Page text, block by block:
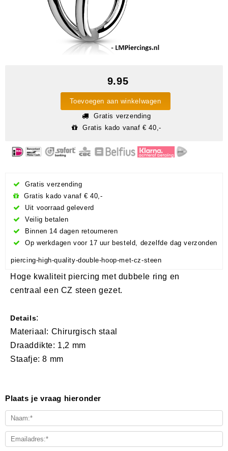
9.95
Toevoegen aan winkelwagen
Gratis verzending
Gratis kado vanaf € 40,-
Gratis verzending
Gratis kado vanaf € 40,-
Uit voorraad geleverd
Veilig betalen
Binnen 14 dagen retourneren
Op werkdagen voor 17 uur besteld, dezelfde dag verzonden
piercing-high-quality-double-hoop-met-cz-steen
Hoge kwaliteit piercing met dubbele ring en
centraal een CZ steen gezet.
Details:
Materiaal: Chirurgisch staal
Draaddikte: 1,2 mm
Staafje: 8 mm
Plaats je vraag hieronder